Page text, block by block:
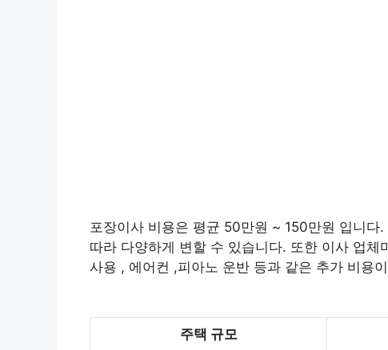
포장이사 비용은 평균 50만원 ~ 150만원 입니
따라 다양하게 변할 수 있습니다. 또한 이사 업
사용 , 에어컨 ,피아노 운반 등과 같은 추가 비용
주택 규모